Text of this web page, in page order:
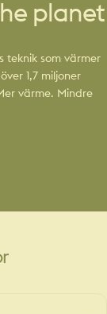
planet
teknik som värmer
1,7 miljoner
värme. Mindre